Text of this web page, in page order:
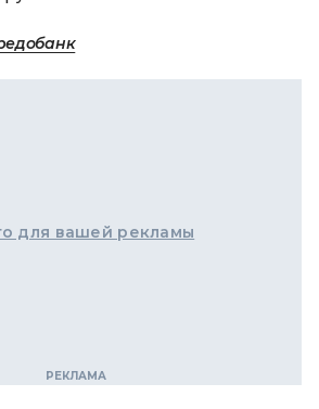
для вашей рекламы